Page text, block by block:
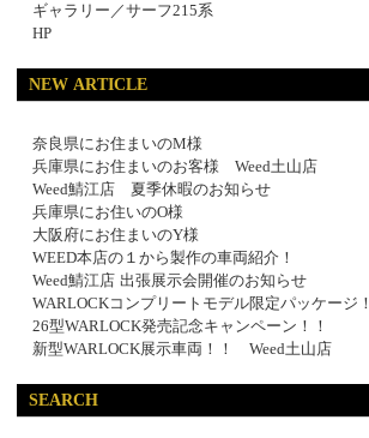
ギャラリー／サーフ215系
HP
NEW ARTICLE
奈良県にお住まいのM様
兵庫県にお住まいのお客様 Weed土山店
Weed鯖江店 夏季休暇のお知らせ
兵庫県にお住いのO様
大阪府にお住まいのY様
WEED本店の１から製作の車両紹介！
Weed鯖江店 出張展示会開催のお知らせ
WARLOCKコンプリートモデル限定パッケージ！
26型WARLOCK発売記念キャンペーン！！
新型WARLOCK展示車両！！ Weed土山店
SEARCH